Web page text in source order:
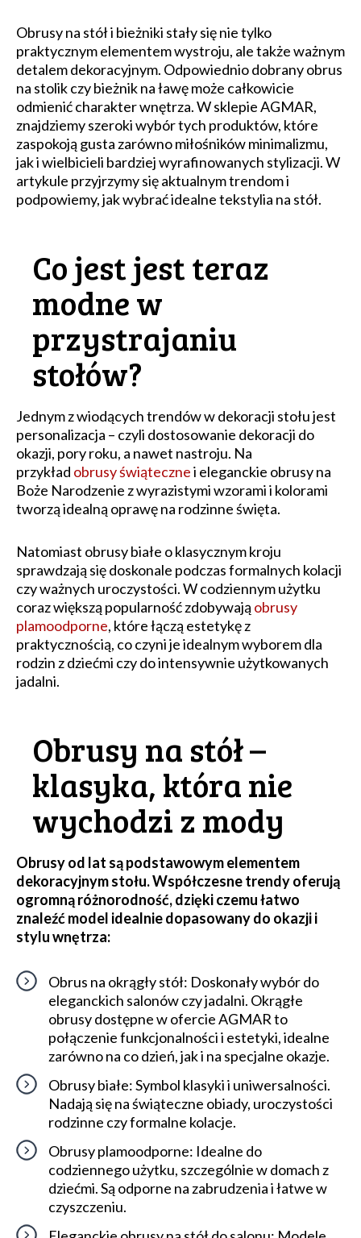
Obrusy na stół i bieżniki stały się nie tylko
praktycznym elementem wystroju, ale także ważnym
detalem dekoracyjnym. Odpowiednio dobrany obrus
na stolik czy bieżnik na ławę może całkowicie
odmienić charakter wnętrza. W sklepie AGMAR,
znajdziemy szeroki wybór tych produktów, które
zaspokoją gusta zarówno miłośników minimalizmu,
jak i wielbicieli bardziej wyrafinowanych stylizacji. W
artykule przyjrzymy się aktualnym trendom i
podpowiemy, jak wybrać idealne tekstylia na stół.
Co jest jest teraz
modne w
przystrajaniu
stołów?
Jednym z wiodących trendów w dekoracji stołu jest
personalizacja – czyli dostosowanie dekoracji do
okazji, pory roku, a nawet nastroju. Na
przykład obrusy świątecznei eleganckie obrusy na
Boże Narodzenie z wyrazistymi wzorami i kolorami
tworzą idealną oprawę na rodzinne święta.
Natomiast obrusy białe o klasycznym kroju
sprawdzają się doskonale podczas formalnych kolacji
czy ważnych uroczystości. W codziennym użytku
coraz większą popularność zdobywają obrusy
plamoodporne, które łączą estetykę z
praktycznością, co czyni je idealnym wyborem dla
rodzin z dziećmi czy do intensywnie użytkowanych
jadalni.
Obrusy na stół –
klasyka, która nie
wychodzi z mody
Obrusy od lat są podstawowym elementem
dekoracyjnym stołu. Współczesne trendy oferują
ogromną różnorodność, dzięki czemu łatwo
znaleźć model idealnie dopasowany do okazji i
stylu wnętrza:
Obrus na okrągły stół: Doskonały wybór do
eleganckich salonów czy jadalni. Okrągłe
obrusy dostępne w ofercie AGMAR to
połączenie funkcjonalności i estetyki, idealne
zarówno na co dzień, jak i na specjalne okazje.
Obrusy białe: Symbol klasyki i uniwersalności.
Nadają się na świąteczne obiady, uroczystości
rodzinne czy formalne kolacje.
Obrusy plamoodporne: Idealne do
codziennego użytku, szczególnie w domach z
dziećmi. Są odporne na zabrudzenia i łatwe w
czyszczeniu.